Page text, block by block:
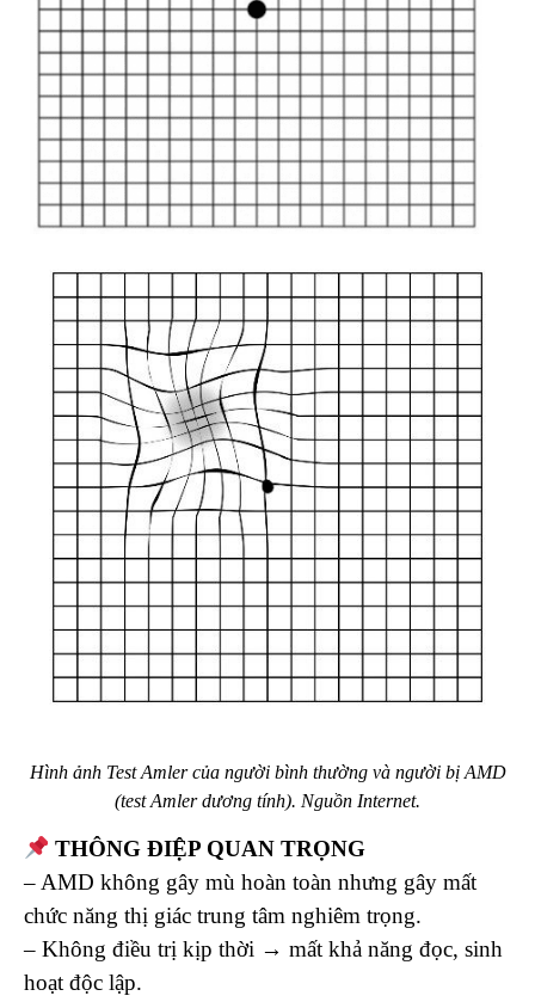
Hình ảnh Test Amler của người bình thường và người bị AMD
(test Amler dương tính). Nguồn Internet.
THÔNG ĐIỆP QUAN TRỌNG
– AMD không gây mù hoàn toàn nhưng gây mất
chức năng thị giác trung tâm nghiêm trọng.
– Không điều trị kịp thời → mất khả năng đọc, sinh
hoạt độc lập.